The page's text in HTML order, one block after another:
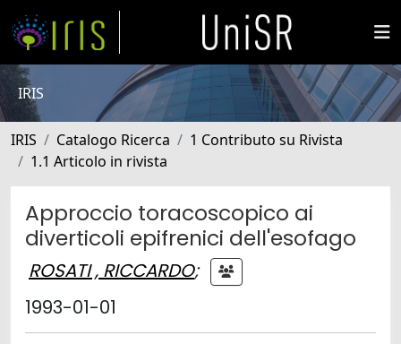
IRIS
IRIS Catalogo Ricerca
1 Contributo su Rivista
1.1 Articolo in rivista
Approccio toracoscopico ai
diverticoli epifrenici dell'esofago
ROSATI , RICCARDO;
1993-01-01